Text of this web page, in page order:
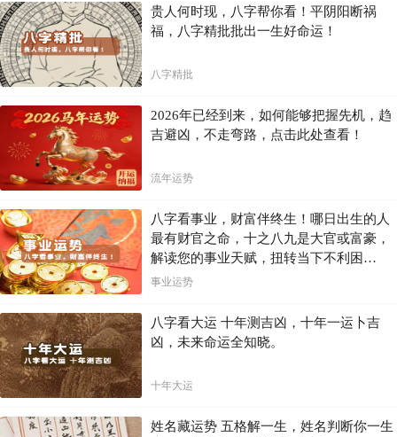
贵人何时现，八字帮你看！平阴阳断祸
福，八字精批批出一生好命运！
八字精批
2026年已经到来，如何能够把握先机，趋
吉避凶，不走弯路，点击此处查看！
流年运势
八字看事业，财富伴终生！哪日出生的人
最有财官之命，十之八九是大官或富豪，
解读您的事业天赋，扭转当下不利困
局！！
事业运势
八字看大运 十年测吉凶，十年一运卜吉
凶，未来命运全知晓。
十年大运
姓名藏运势 五格解一生，姓名判断你一生